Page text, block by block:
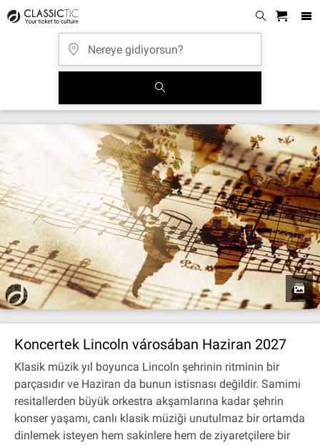
Koncertek Lincoln városában Haziran 2027
Klasik müzik yıl boyunca Lincoln şehrinin ritminin bir
parçasıdır ve Haziran da bunun istisnası değildir. Samimi
resitallerden büyük orkestra akşamlarına kadar şehrin
konser yaşamı, canlı klasik müziği unutulmaz bir ortamda
dinlemek isteyen hem sakinlere hem de ziyaretçilere bir